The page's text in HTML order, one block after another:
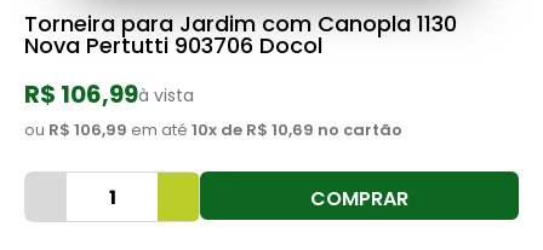
Torneira para Jardim com Canopla 1130
Nova Pertutti 903706 Docol
R$ 106,99à vista
ou R$ 106,99 em até 10x de R$ 10,69 no cartão
COMPRAR
argamassa
7º
tinta
8 º
cimento
9º
vaso sanitário